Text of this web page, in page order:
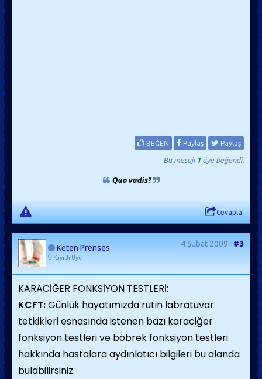
BEĞEN Paylaş Paylaş
Bu mesajı 1üye beğendi.
Quo vadis?
Cevapla
Keten Prenses
Kayıtlı Üye
4 Şubat 2009 #3
KARACİĞER FONKSİYON TESTLERİ:
KCFT:Günlük hayatımızda rutin labratuvar
tetkikleri esnasında istenen bazı karaciğer
fonksiyon testleri ve böbrek fonksiyon testleri
hakkında hastalara aydınlatıcı bilgileri bu alanda
bulabilirsiniz.